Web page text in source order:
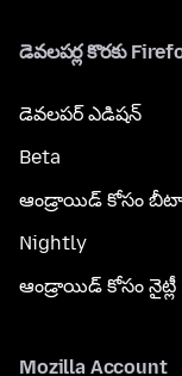
డెవలపర్ల కొరకు
డెవలపర్ ఎడిషన్
Beta
ఆండ్రాయిడ్ కోసం బీటా
Nightly
ఆండ్రాయిడ్ కోసం నైట్లీ
Mozilla Account